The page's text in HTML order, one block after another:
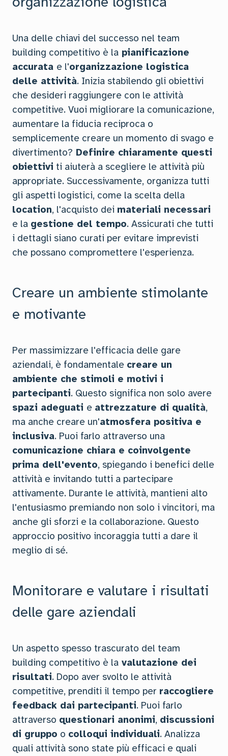
Una delle chiavi del successo nel team
building competitivo è la pianificazione
accurata e l'organizzazione logistica
delle attività. Inizia stabilendo gli obiettivi
che desideri raggiungere con le attività
competitive. Vuoi migliorare la comunicazione,
aumentare la fiducia reciproca o
semplicemente creare un momento di svago e
divertimento? Definire chiaramente questi
obiettivi ti aiuterà a scegliere le attività più
appropriate. Successivamente, organizza tutti
gli aspetti logistici, come la scelta della
location, l'acquisto dei materiali necessari
e la gestione del tempo. Assicurati che tutti
i dettagli siano curati per evitare imprevisti
che possano compromettere l'esperienza.
Creare un ambiente stimolante
e motivante
Per massimizzare l'efficacia delle gare
aziendali, è fondamentale creare un
ambiente che stimoli e motivi i
partecipanti. Questo significa non solo avere
spazi adeguati e attrezzature di qualità,
ma anche creare un'atmosfera positiva e
inclusiva. Puoi farlo attraverso una
comunicazione chiara e coinvolgente
prima dell'evento, spiegando i benefici delle
attività e invitando tutti a partecipare
attivamente. Durante le attività, mantieni alto
l'entusiasmo premiando non solo i vincitori, ma
anche gli sforzi e la collaborazione. Questo
approccio positivo incoraggia tutti a dare il
meglio di sé.
Monitorare e valutare i risultati
delle gare aziendali
Un aspetto spesso trascurato del team
building competitivo è la valutazione dei
risultati. Dopo aver svolto le attività
competitive, prenditi il tempo per raccogliere
feedback dai partecipanti. Puoi farlo
attraverso questionari anonimi, discussioni
di gruppo o colloqui individuali. Analizza
quali attività sono state più efficaci e quali